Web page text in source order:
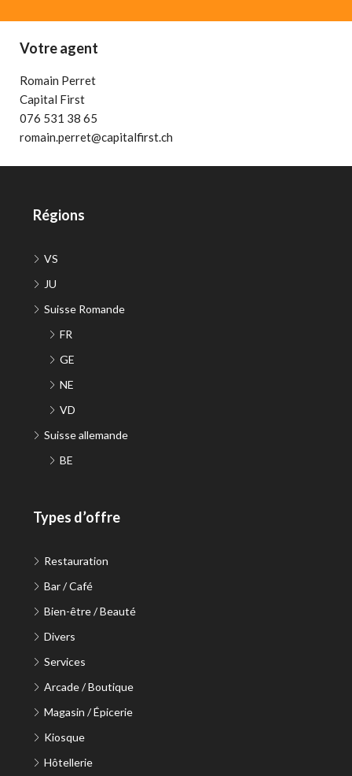
Votre agent
Romain Perret
Capital First
076 531 38 65
romain.perret@capitalfirst.ch
Régions
VS
JU
Suisse Romande
FR
GE
NE
VD
Suisse allemande
BE
Types d’offre
Restauration
Bar / Café
Bien-être / Beauté
Divers
Services
Arcade / Boutique
Magasin / Épicerie
Kiosque
Hôtellerie